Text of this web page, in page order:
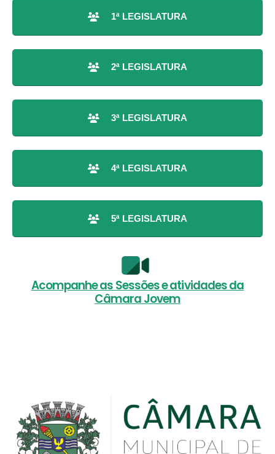
1ª LEGISLATURA
2ª LEGISLATURA
3ª LEGISLATURA
4ª LEGISLATURA
5ª LEGISLATURA
Acompanhe as Sessões e atividades da
Câmara Jovem